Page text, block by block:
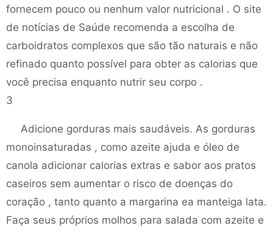
fornecem pouco ou nenhum valor nutricional . O site
de notícias de Saúde recomenda a escolha de
carboidratos complexos que são tão naturais e não
refinado quanto possível para obter as calorias que
você precisa enquanto nutrir seu corpo .
3
Adicione gorduras mais saudáveis. As gorduras
monoinsaturadas , como azeite ajuda e óleo de
canola adicionar calorias extras e sabor aos pratos
caseiros sem aumentar o risco de doenças do
coração , tanto quanto a margarina ea manteiga lata.
Faça seus próprios molhos para salada com azeite e